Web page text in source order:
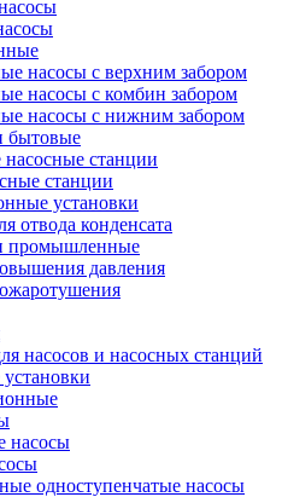
насосы с верхним забором
насосы с комбин забором
насосы с нижним забором
бытовые
станции
станции
установки
отвода конденсата
промышленные
давления
насосов и насосных станций
насосы
одноступенчатые насосы